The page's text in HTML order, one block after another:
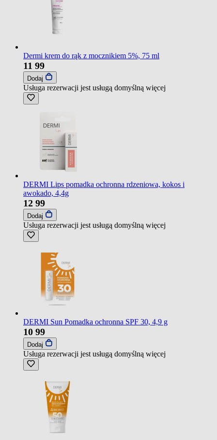
Dermi krem do rąk z mocznikiem 5%, 75 ml
11 99
Dodaj
Usługa rezerwacji jest usługą domyślną więcej
DERMI Lips pomadka ochronna rdzeniowa, kokos i
awokado, 4,4g
12 99
Dodaj
Usługa rezerwacji jest usługą domyślną więcej
DERMI Sun Pomadka ochronna SPF 30, 4,9 g
10 99
Dodaj
Usługa rezerwacji jest usługą domyślną więcej